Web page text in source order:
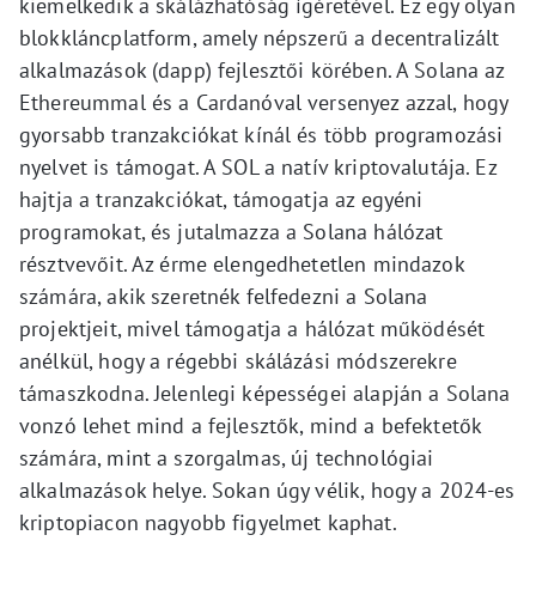
blokkláncplatform, amely népszerű a decentralizált
alkalmazások (dapp) fejlesztői körében. A Solana az
Ethereummal és a Cardanóval versenyez azzal, hogy
gyorsabb tranzakciókat kínál és több programozási
nyelvet is támogat. A SOL a natív kriptovalutája. Ez
hajtja a tranzakciókat, támogatja az egyéni
programokat, és jutalmazza a Solana hálózat
résztvevőit. Az érme elengedhetetlen mindazok
számára, akik szeretnék felfedezni a Solana
projektjeit, mivel támogatja a hálózat működését
anélkül, hogy a régebbi skálázási módszerekre
támaszkodna. Jelenlegi képességei alapján a Solana
vonzó lehet mind a fejlesztők, mind a befektetők
számára, mint a szorgalmas, új technológiai
alkalmazások helye. Sokan úgy vélik, hogy a 2024-es
kriptopiacon nagyobb figyelmet kaphat.